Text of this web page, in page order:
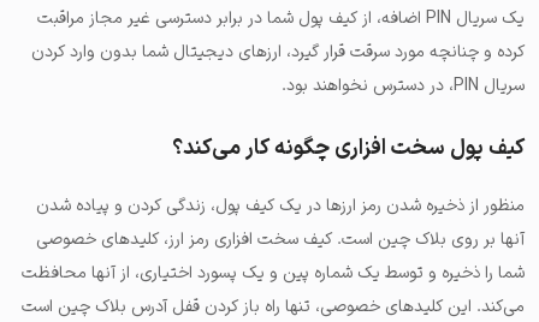
یک سریال PIN اضافه، از کیف پول شما در برابر دسترسی غیر مجاز مراقبت
کرده و چنانچه مورد سرقت قرار گیرد، ارزهای دیجیتال شما بدون وارد کردن
سریال PIN، در دسترس نخواهند بود.
کیف پول سخت افزاری چگونه کار می‌کند؟
منظور از ذخیره شدن رمز ارزها در یک کیف پول، زندگی کردن و پیاده شدن
آنها بر روی بلاک چین است. کیف سخت افزاری رمز ارز، کلیدهای خصوصی
شما را ذخیره و توسط یک شماره پین و یک پسورد اختیاری، از آنها محافظت
می‌کند. این کلیدهای خصوصی، تنها راه باز کردن قفل آدرس بلاک چین است